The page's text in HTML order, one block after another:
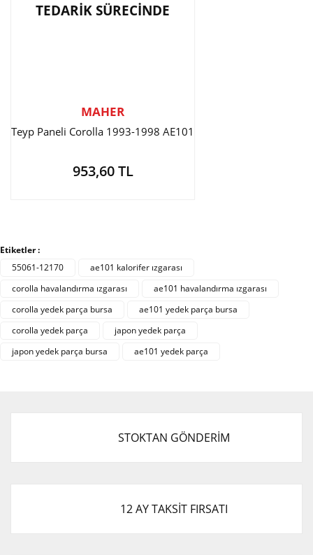
TEDARİK SÜRECİNDE
MAHER
Teyp Paneli Corolla 1993-1998 AE101
953,60 TL
Etiketler :
55061-12170
ae101 kalorifer ızgarası
corolla havalandırma ızgarası
ae101 havalandırma ızgarası
corolla yedek parça bursa
ae101 yedek parça bursa
corolla yedek parça
japon yedek parça
japon yedek parça bursa
ae101 yedek parça
STOKTAN GÖNDERİM
12 AY TAKSİT FIRSATI